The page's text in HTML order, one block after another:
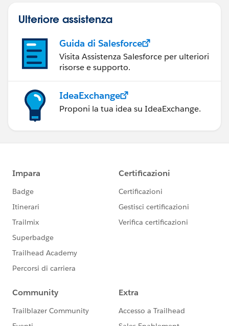
Ulteriore assistenza
Guida di Salesforce
Visita Assistenza Salesforce per ulteriori
risorse e supporto.
IdeaExchange
Proponi la tua idea su IdeaExchange.